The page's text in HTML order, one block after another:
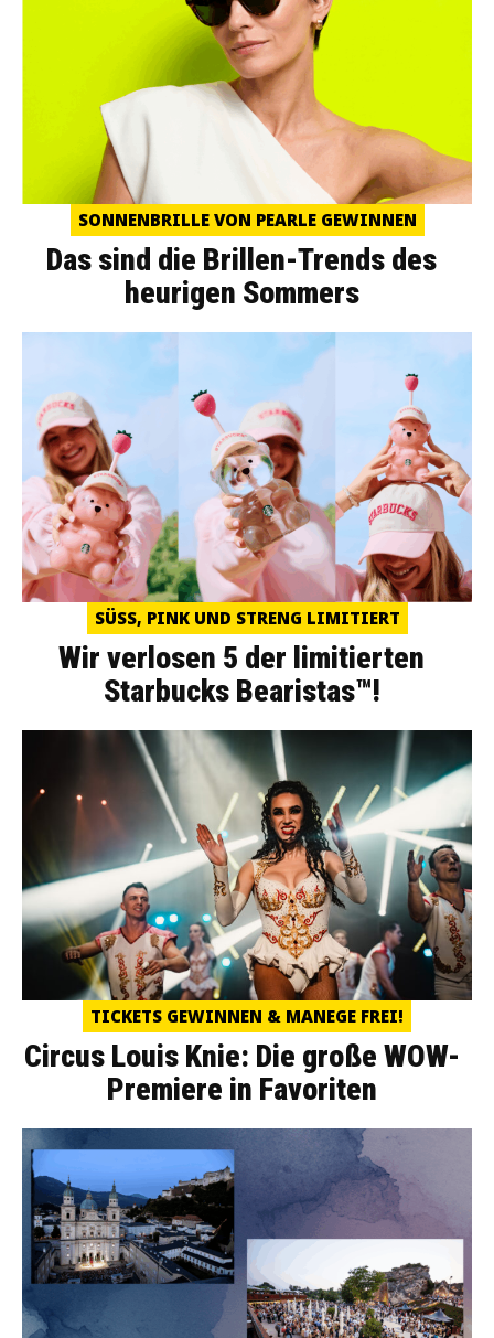
SONNENBRILLE VON PEARLE GEWINNEN
Das sind die Brillen-Trends des
heurigen Sommers
SÜSS, PINK UND STRENG LIMITIERT
Wir verlosen 5 der limitierten
Starbucks Bearistas™!
TICKETS GEWINNEN & MANEGE FREI!
Circus Louis Knie: Die große WOW-
Premiere in Favoriten